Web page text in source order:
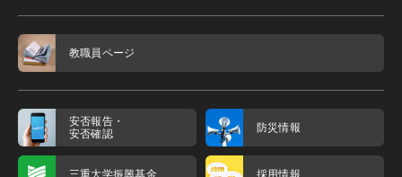
教職員ページ
安否報告・
安否確認
防災情報